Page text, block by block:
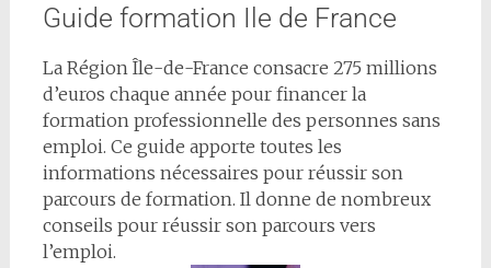
Guide formation Ile de France
La Région Île-de-France consacre 275 millions
d’euros chaque année pour financer la
formation professionnelle des personnes sans
emploi. Ce guide apporte toutes les
informations nécessaires pour réussir son
parcours de formation. Il donne de nombreux
conseils pour réussir son parcours vers
l’emploi.